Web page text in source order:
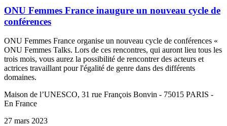
ONU Femmes France inaugure un nouveau cycle de
conférences
ONU Femmes France organise un nouveau cycle de conférences «
ONU Femmes Talks. Lors de ces rencontres, qui auront lieu tous les
trois mois, vous aurez la possibilité de rencontrer des acteurs et
actrices travaillant pour l'égalité de genre dans des différents
domaines.
Maison de l’UNESCO, 31 rue François Bonvin - 75015 PARIS -
En France
27 mars 2023